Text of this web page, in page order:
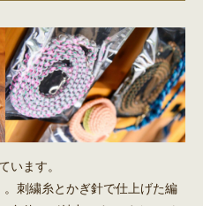
います。
刺繍糸とかぎ針で仕上げた編